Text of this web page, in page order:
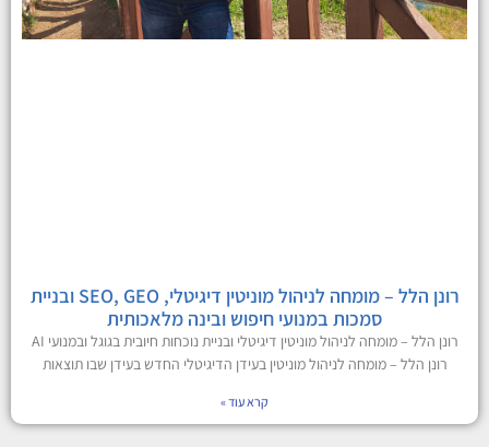
רונן הלל – מומחה לניהול מוניטין דיגיטלי, SEO, GEO ובניית
סמכות במנועי חיפוש ובינה מלאכותית
רונן הלל – מומחה לניהול מוניטין דיגיטלי ובניית נוכחות חיובית בגוגל ובמנועי AI
רונן הלל – מומחה לניהול מוניטין בעידן הדיגיטלי החדש בעידן שבו תוצאות
קרא עוד »